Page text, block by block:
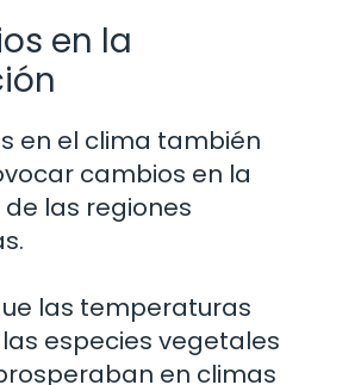
en la
en el clima también
cambios en la
las regiones
las temperaturas
especies vegetales
en climas